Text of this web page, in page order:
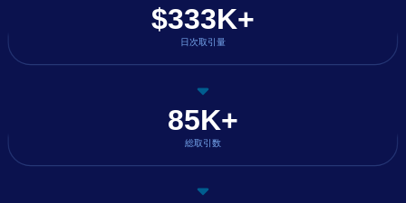
$333K+
日次取引量
85K+
総取引数